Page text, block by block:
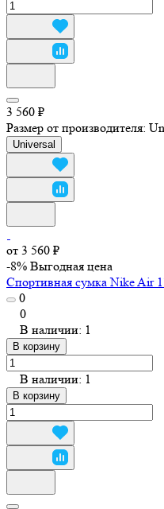
3 560 ₽
Размер от производителя:
Universal
от 3 560 ₽
-8% Выгодная цена
Спортивная сумка Nike Air
0
0
В наличии: 1
В корзину
В наличии: 1
В корзину